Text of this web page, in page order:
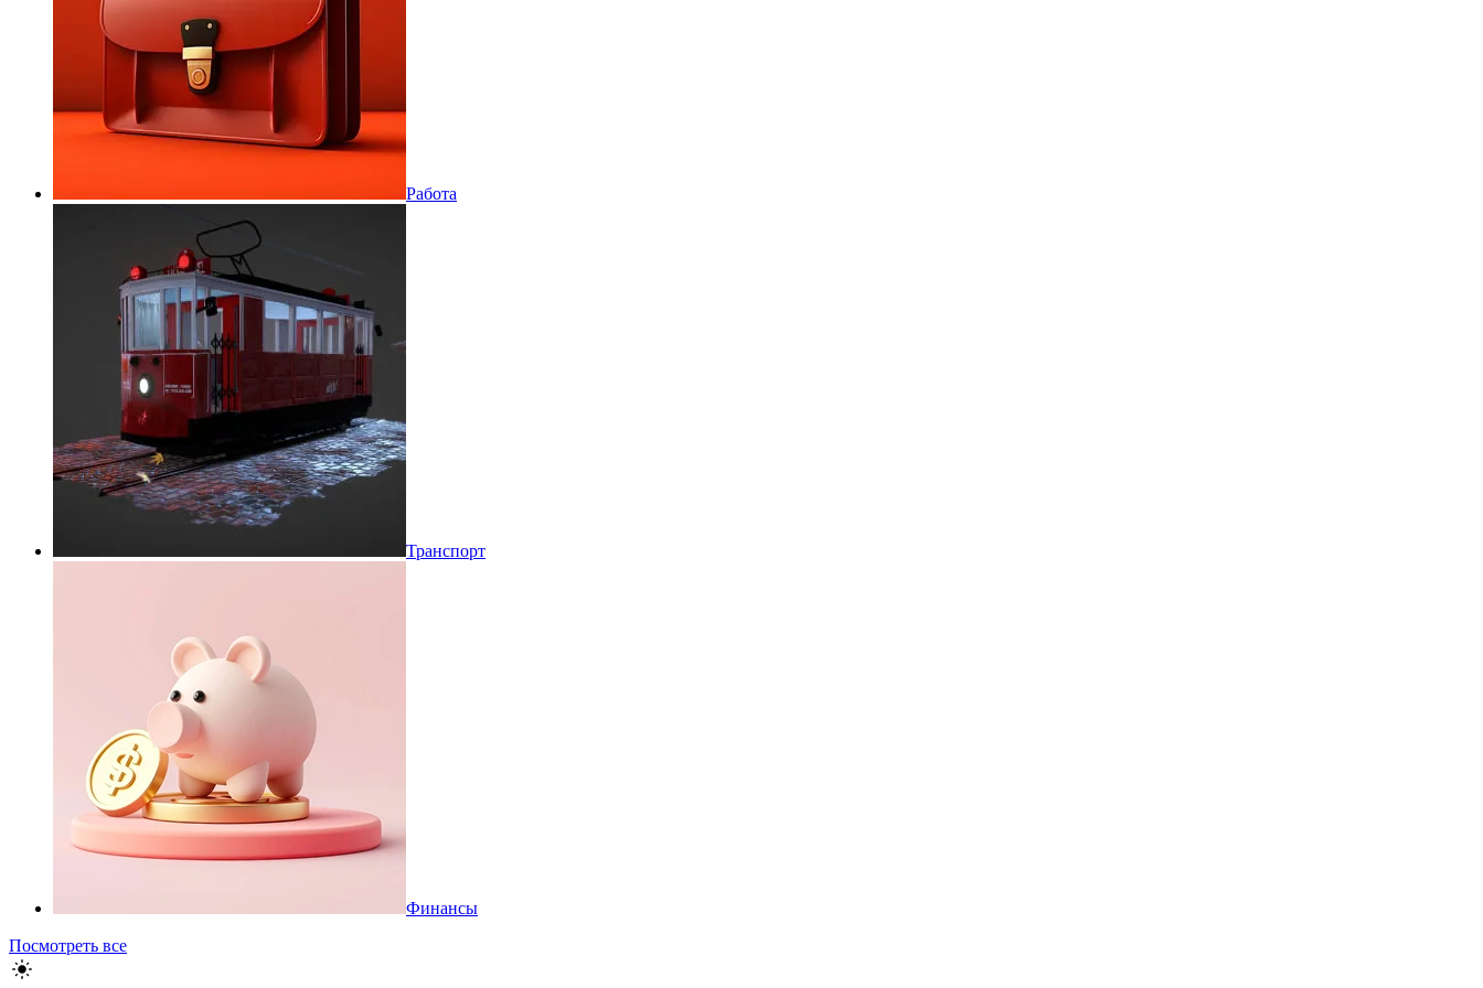
Работа
Транспорт
Финансы
Посмотреть все